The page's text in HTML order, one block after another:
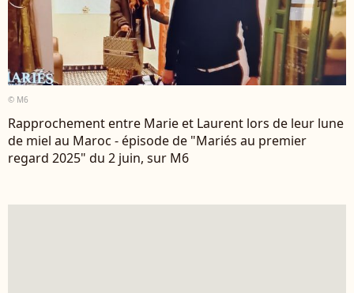
© M6
Rapprochement entre Marie et Laurent lors de leur lune
de miel au Maroc - épisode de "Mariés au premier
regard 2025" du 2 juin, sur M6